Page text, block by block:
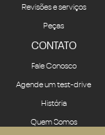
Revisões e serviços
Peças
CONTATO
Fale Conosco
Agende um test-drive
História
Quem Somos